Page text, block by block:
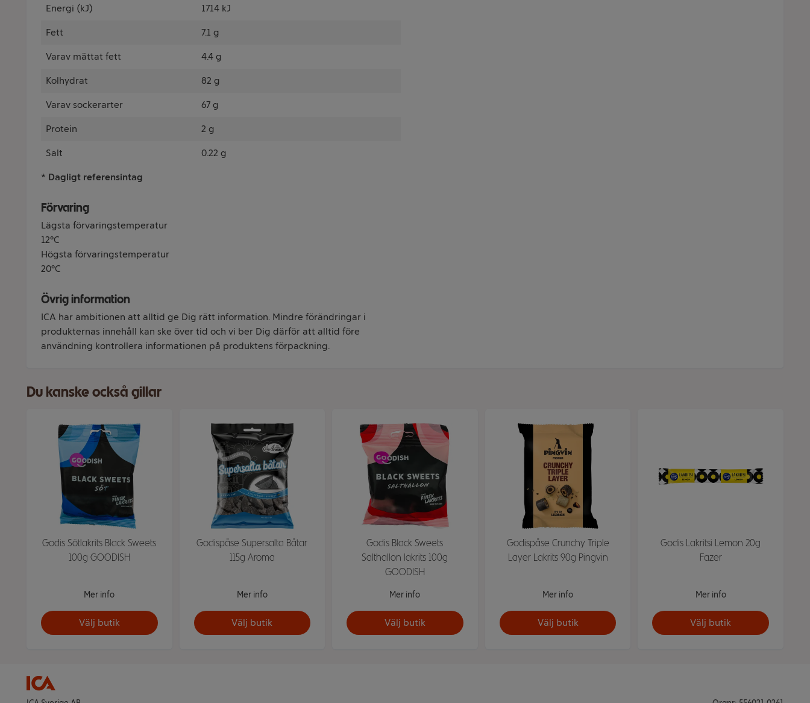
Energi (kJ) 1714 kJ
Fett 7.1 g
Varav mättat fett 4.4 g
Kolhydrat 82 g
Varav sockerarter 67 g
Protein 2 g
Salt 0.22 g
* Dagligt referensintag
Förvaring
Lägsta förvaringstemperatur
12°C
Högsta förvaringstemperatur
20°C
Övrig information
ICA har ambitionen att alltid ge Dig rätt information. Mindre förändringar i
produkternas innehåll kan ske över tid och vi ber Dig därför att alltid före
användning kontrollera informationen på produktens förpackning.
Du kanske också gillar
Godis Sötlakrits Black Sweets
100g GOODISH
Mer info
Välj butik
Godispåse Supersalta Båtar
115g Aroma
Mer info
Välj butik
Godis Black Sweets
Salthallon lakrits 100g
GOODISH
Mer info
Välj butik
Godispåse Crunchy Triple
Layer Lakrits 90g Pingvin
Mer info
Välj butik
Godis Lakritsi Lemon 20g
Fazer
Mer info
Välj butik